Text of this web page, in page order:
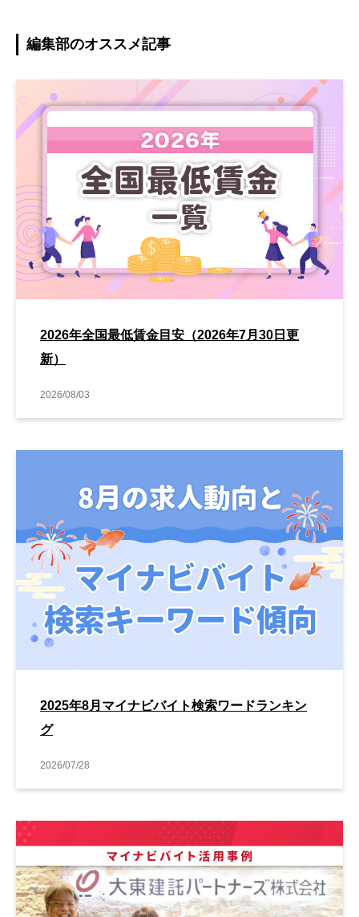
編集部のオススメ記事
2026年全国最低賃金目安（2026年7月30日更
新）
2026/08/03
2025年8月マイナビバイト検索ワードランキン
グ
2026/07/28